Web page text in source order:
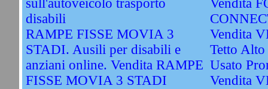
sull'autoveicolo trasporto
disabili
RAMPE FISSE MOVIA 3
STADI. Ausili per disabili e
anziani online. Vendita RAMPE
FISSE MOVIA 3 STADI
Vendita
Vendita
Tetto
Usato
Vendita